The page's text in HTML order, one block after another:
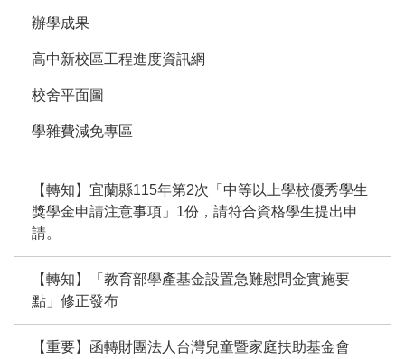
辦學成果
高中新校區工程進度資訊網
校舍平面圖
學雜費減免專區
【轉知】宜蘭縣115年第2次「中等以上學校優秀學生
獎學金申請注意事項」1份，請符合資格學生提出申
請。
【轉知】「教育部學產基金設置急難慰問金實施要
點」修正發布
【重要】函轉財團法人台灣兒童暨家庭扶助基金會